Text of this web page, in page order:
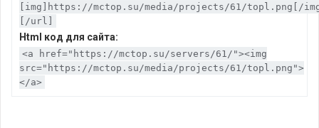
[img]https://mctop.su/media/projects/61/topl.png[/
[/url]
Html код для сайта:
<a href="https://mctop.su/servers/61/"><img
src="https://mctop.su/media/projects/61/topl.png">
</a>